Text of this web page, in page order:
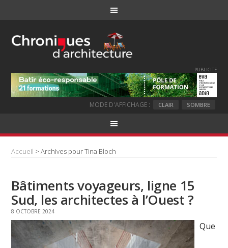
PUBLICITE
MODE D'AFFICHAGE : CLAIR SOMBRE
Accueil > Archives pour Tina Bloch
Bâtiments voyageurs, ligne 15
Sud, les architectes à l’Ouest ?
8 OCTOBRE 2024
Que